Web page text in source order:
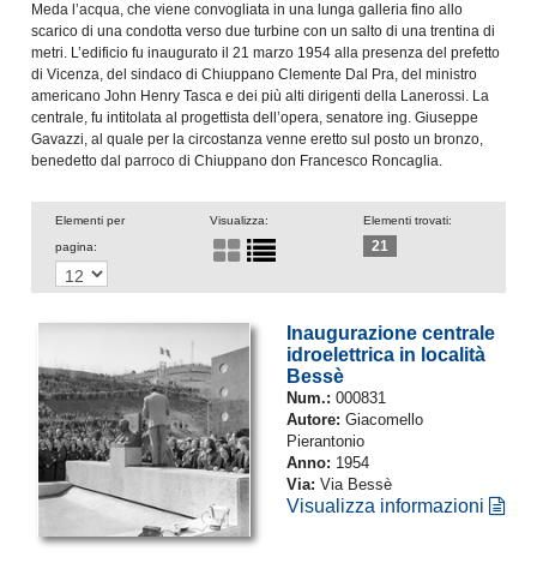
Meda l’acqua, che viene convogliata in una lunga galleria fino allo
scarico di una condotta verso due turbine con un salto di una trentina di
metri. L’edificio fu inaugurato il 21 marzo 1954 alla presenza del prefetto
di Vicenza, del sindaco di Chiuppano Clemente Dal Pra, del ministro
americano John Henry Tasca e dei più alti dirigenti della Lanerossi. La
centrale, fu intitolata al progettista dell’opera, senatore ing. Giuseppe
Gavazzi, al quale per la circostanza venne eretto sul posto un bronzo,
benedetto dal parroco di Chiuppano don Francesco Roncaglia.
Elementi per
pagina:
Visualizza: Elementi trovati:
21
Inaugurazione centrale
idroelettrica in località
Bessè
Num.: 000831
Autore: Giacomello
Pierantonio
Anno: 1954
Via: Via Bessè
Visualizza informazioni